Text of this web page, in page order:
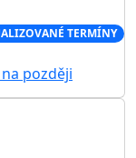
TERMÍNY
později